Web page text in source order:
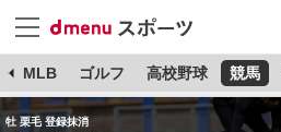
MLB ゴルフ 高校野球 競馬
牡 栗毛 登録抹消